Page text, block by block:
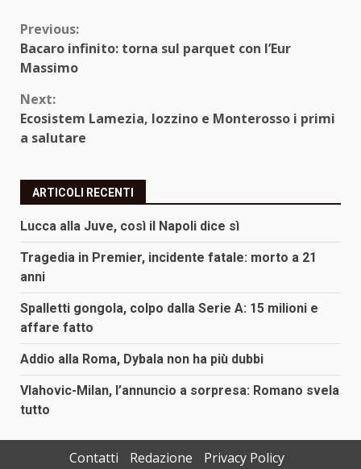
Continue
Reading
Previous:
Bacaro infinito: torna sul parquet con l’Eur
Massimo
Next:
Ecosistem Lamezia, Iozzino e Monterosso i primi
a salutare
ARTICOLI RECENTI
Lucca alla Juve, così il Napoli dice sì
Tragedia in Premier, incidente fatale: morto a 21
anni
Spalletti gongola, colpo dalla Serie A: 15 milioni e
affare fatto
Addio alla Roma, Dybala non ha più dubbi
Vlahovic-Milan, l’annuncio a sorpresa: Romano svela
tutto
Contatti Redazione
Privacy Policy